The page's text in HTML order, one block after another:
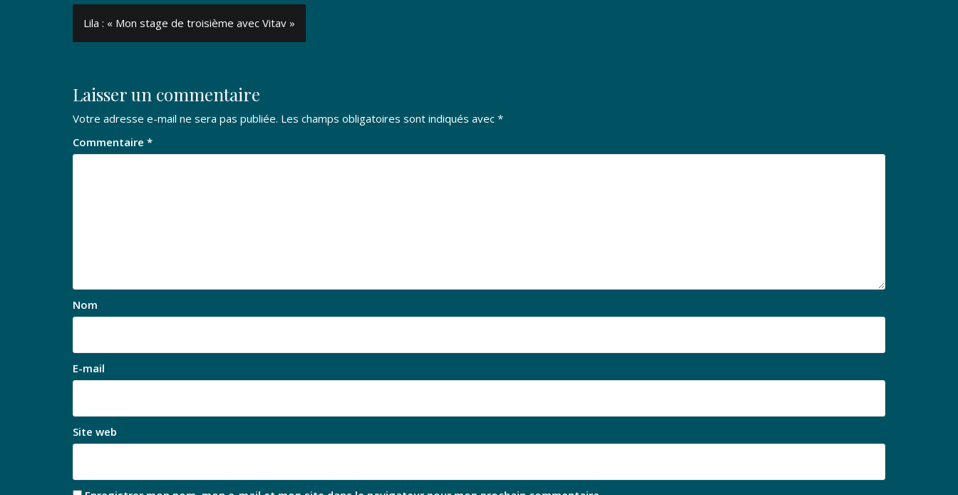
Navigation
de
Lila : « Mon stage de troisième avec Vitav »
Laisser un commentaire
Votre adresse e-mail ne sera pas publiée. Les champs obligatoires sont indiqués avec *
Commentaire *
Nom
E-mail
Site web